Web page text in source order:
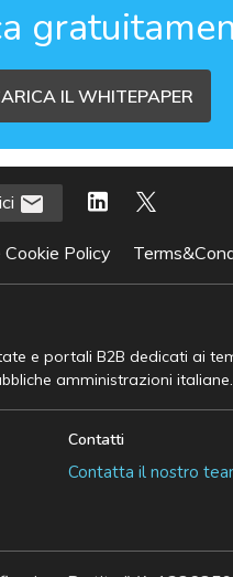
IL WHITEPAPER
Policy
e portali B2B dedicati ai
amministrazioni italiane.
Contatti
Contatta il nostro